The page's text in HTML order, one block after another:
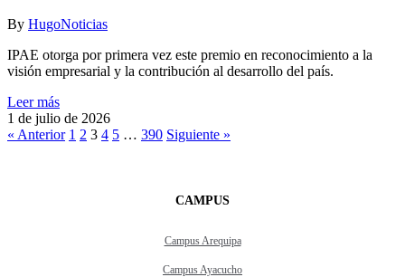
By HugoNoticias
IPAE otorga por primera vez este premio en reconocimiento a la
visión empresarial y la contribución al desarrollo del país.
Leer más
1 de julio de 2026
« Anterior 1 2 3 4 5 … 390 Siguiente »
CAMPUS
Campus Arequipa
Campus Ayacucho